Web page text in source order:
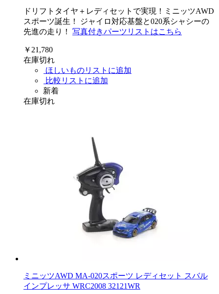
ドリフトタイヤ＋レディセットで実現！ミニッツAWD
スポーツ誕生！ ジャイロ対応基盤と020系シャシーの
先進の走り！ 写真付きパーツリストはこちら
￥21,780
在庫切れ
ほしいものリストに追加
比較リストに追加
新着
在庫切れ
ミニッツAWD MA-020スポーツ レディセット スバル
インプレッサ WRC2008 32121WR